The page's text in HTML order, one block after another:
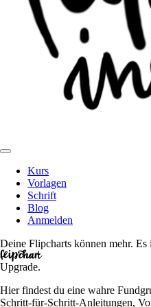
Kurs
Vorlagen
Schrift
Blog
Anmelden
Deine Flipcharts können mehr. Es
flipchart
Upgrade.
Hier findest du eine wahre
Schritt-für-Schritt-Anleitungen,